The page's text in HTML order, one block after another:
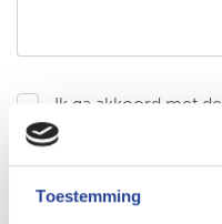
Toestemming
Ik ga akkoord met de